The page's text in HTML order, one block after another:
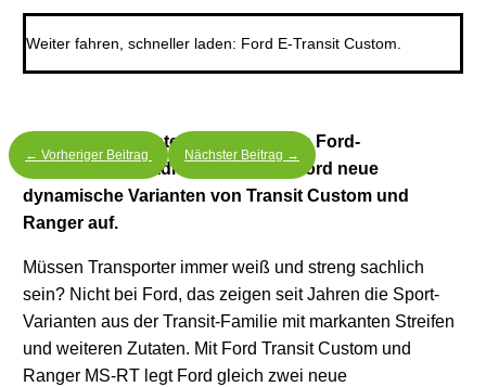
Weiter fahren, schneller laden: Ford E-Transit Custom.
Sportliche Varianten haben bei den Ford-
Transportern Tradition. Jetzt legt Ford neue
dynamische Varianten von Transit Custom und
Ranger auf.
Müssen Transporter immer weiß und streng sachlich
sein? Nicht bei Ford, das zeigen seit Jahren die Sport-
Varianten aus der Transit-Familie mit markanten Streifen
und weiteren Zutaten. Mit Ford Transit Custom und
Ranger MS-RT legt Ford gleich zwei neue
← Vorheriger Beitrag Nächster Beitrag →